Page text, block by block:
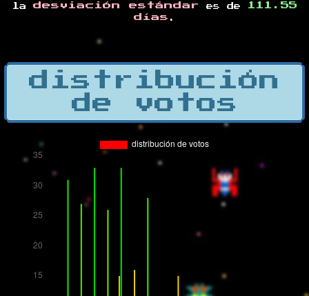
la desviación estándar es de
111.55
días .
distribución
de votos